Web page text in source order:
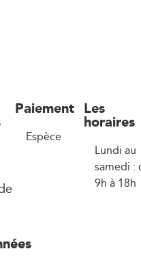
Paiement
Espèce
Les
horaires
Lundi au
samedi :
9h à 18h